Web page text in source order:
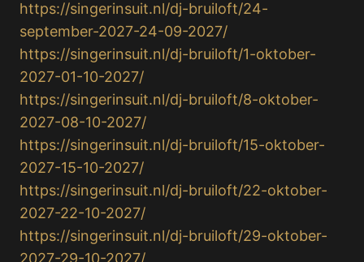
https://singerinsuit.nl/dj-bruiloft/24-
september-2027-24-09-2027/
https://singerinsuit.nl/dj-bruiloft/1-oktober-
2027-01-10-2027/
https://singerinsuit.nl/dj-bruiloft/8-oktober-
2027-08-10-2027/
https://singerinsuit.nl/dj-bruiloft/15-oktober-
2027-15-10-2027/
https://singerinsuit.nl/dj-bruiloft/22-oktober-
2027-22-10-2027/
https://singerinsuit.nl/dj-bruiloft/29-oktober-
2027-29-10-2027/